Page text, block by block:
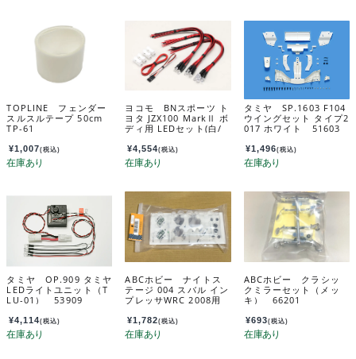
TOPLINE フェンダー
スルスルテープ 50cm
TP-61
¥1,007(税込)
ヨコモ BNスポーツ ト
ヨタ JZX100 MarkⅡ ボ
ディ用 LEDセット(白/
NL
¥4,554(税込)
タミヤ SP.1603 F104
ウイングセット タイプ2
017 ホワイト 51603
¥1,496(税込)
タミヤ OP.909 タミヤ
LEDライトユニット（T
LU-01） 53909
¥4,114(税込)
ABCホビー ナイトス
テージ 004 スバル イン
プレッサWRC 2008用
¥1,782(税込)
ABCホビー クラシッ
クミラーセット（メッ
キ） 66201
¥693(税込)